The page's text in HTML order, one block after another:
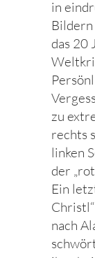
in
das 20
zu
rechts
linken
der
Ein
nach